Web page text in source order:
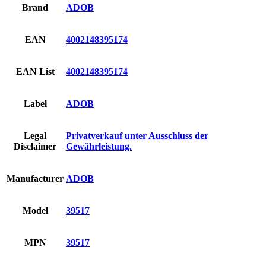
Brand ADOB
EAN 4002148395174
EAN List 4002148395174
Label ADOB
Legal
Disclaimer
Privatverkauf unter Ausschluss der
Gewährleistung.
Manufacturer ADOB
Model 39517
MPN 39517